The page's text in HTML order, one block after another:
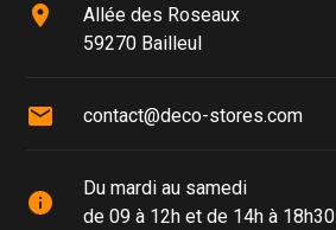
place
Allée des Roseaux
59270 Bailleul
mail contact@deco-stores.com
info
Du mardi au samedi
de 09 à 12h et de 14h à 18h30